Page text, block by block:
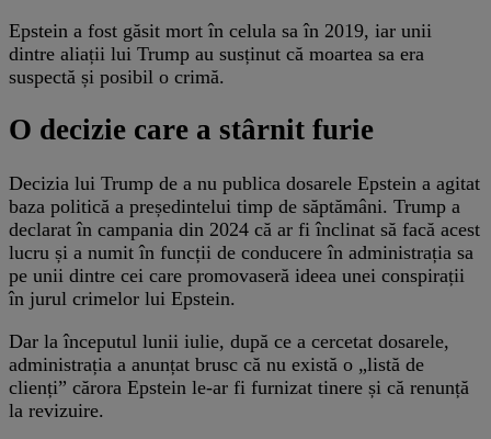
Epstein a fost găsit mort în celula sa în 2019, iar unii
dintre aliații lui Trump au susținut că moartea sa era
suspectă și posibil o crimă.
O decizie care a stârnit furie
Decizia lui Trump de a nu publica dosarele Epstein a agitat
baza politică a președintelui timp de săptămâni. Trump a
declarat în campania din 2024 că ar fi înclinat să facă acest
lucru și a numit în funcții de conducere în administrația sa
pe unii dintre cei care promovaseră ideea unei conspirații
în jurul crimelor lui Epstein.
Dar la începutul lunii iulie, după ce a cercetat dosarele,
administrația a anunțat brusc că nu există o „listă de
clienți” cărora Epstein le-ar fi furnizat tinere și că renunță
la revizuire.